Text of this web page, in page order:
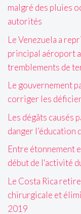
malgré des pluies
autorités
Le Venezuela a
principal aéroport
tremblements de
Le gouvernement
corriger les
Les dégâts causés
danger l’éducation
Entre étonnement
début de l'activité
Le Costa Rica
chirurgicale et
2019